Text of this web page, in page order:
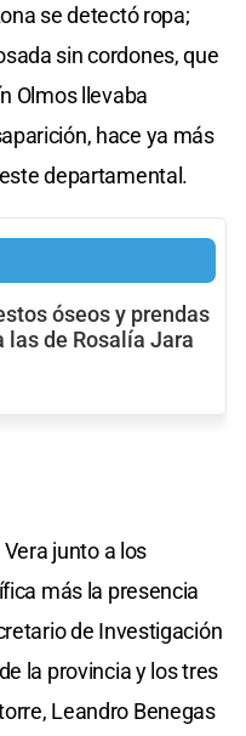
se detectó ropa;
sin cordones, que
Olmos llevaba
hace ya más
departamental.
óseos y prendas
las de Rosalía Jara
junto a los
más la presencia
de Investigación
la provincia y los tres
Leandro Benegas